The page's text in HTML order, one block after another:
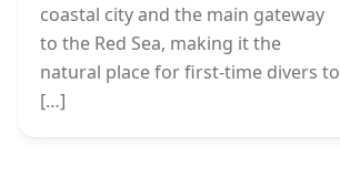
coastal city and the main gateway
to the Red Sea, making it the
natural place for first-time divers to
[…]